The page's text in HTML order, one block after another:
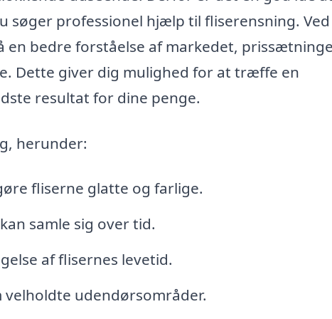
søger professionel hjælp til fliserensning.
bedre forståelse af markedet,
Dette giver dig mulighed for at træffe en
resultat for dine penge.
herunder:
fliserne glatte og farlige.
samle sig over tid.
af flisernes levetid.
udendørsområder.